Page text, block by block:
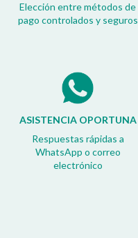
Elección entre métodos de
pago controlados y seguros
ASISTENCIA OPORTUNA
Respuestas rápidas a
WhatsApp o correo
electrónico